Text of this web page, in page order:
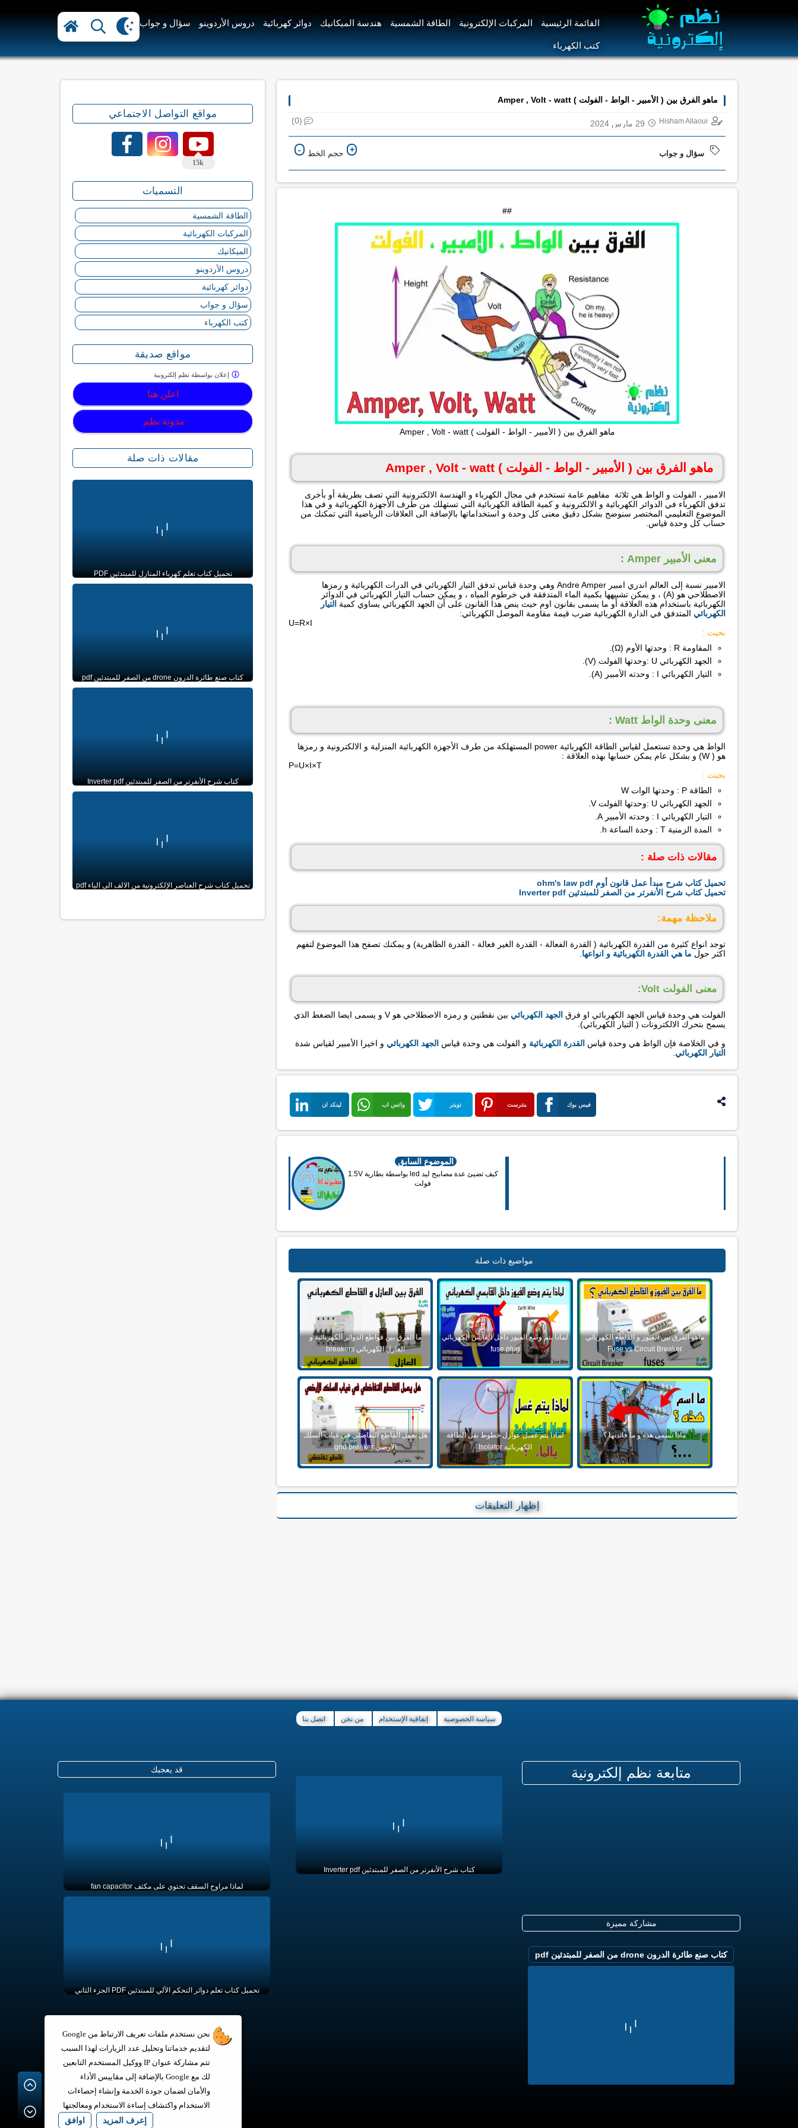
القائمة الرئيسية المركبات الإلكترونية الطاقة الشمسية هندسة الميكانيك دوائر كهربائية دروس الأردوينو سؤال و جواب
كتب الكهرباء
ماهو الفرق بين ( الأمبير - الواط - الفولت ) Amper , Volt - watt
Hisham Allaoui 29 مارس 2024 (0)
سؤال و جواب + حجم الخط -
##
ماهو الفرق بين ( الأمبير - الواط - الفولت ) Amper , Volt - watt
ماهو الفرق بين ( الأمبير - الواط - الفولت ) Amper , Volt - watt
الامبير ، الفولت و الواط هي ثلاثة مفاهيم عامة تستخدم في مجال الكهرباء و الهندسة الالكترونية التي تصف بطريقة أو بأخرى
تدفق الكهرباء في الدوائر الكهربائية و الالكترونية و كمية الطاقة الكهربائية التي تستهلك من طرف الأجهزة الكهربائية و في هذا
الموضوع التعليمي المختصر سنوضح بشكل دقيق معنى كل وحدة و استخداماتها بالإضافة الى العلاقات الرياضية التي تمكنك من
حساب كل وحدة قياس.
معنى الأمبير Amper :
الامبير نسبة إلى العالم اندري امبير Andre Amper وهي وحدة قياس تدفق التيار الكهربائي في الدرات الكهربائية و رمزها
الاصطلاحي هو (A) ، و يمكن تشبيهها بكمية الماء المتدفقة في خرطوم المياه ، و يمكن حساب التيار الكهربائي في الدوائر
الكهربائية باستخدام هذه العلاقة أو ما يسمى بقانون اوم حيث ينص هذا القانون على أن الجهد الكهربائي يساوي كمية التيار
الكهربائي المتدفق في الدارة الكهربائية ضرب قيمة مقاومة الموصل الكهربائي:
U=R×I
بحيث :
المقاومة R : وحدتها الأوم (Ω).
الجهد الكهربائي U :وحدتها الفولت (V).
التيار الكهربائي I : وحدته الأمبير (A).
معنى وحدة الواط Watt :
الواط هي وحدة تستعمل لقياس الطاقة الكهربائية power المستهلكة من طرف الأجهزة الكهربائية المنزلية و الالكترونية و رمزها
هو ( W) و بشكل عام يمكن حسابها بهذه العلاقة :
P=U×I×T
بحيث :
الطاقة P : وحدتها الوات W
الجهد الكهربائي U :وحدتها الفولت V.
التيار الكهربائي I : وحدته الأمبير A.
المدة الزمنية T : وحدة الساعة h.
مقالات ذات صلة :
تحميل كتاب شرح مبدأ عمل قانون أوم ohm's law pdf
تحميل كتاب شرح الأنفرتر من الصفر للمبتدئين Inverter pdf
ملاحظة مهمة:
توجد انواع كثيرة من القدرة الكهربائية ( القدرة الفعالة - القدرة الغير فعالة - القدرة الظاهرية) و يمكنك تصفح هذا الموضوع لتفهم
اكثر حول ما هي القدرة الكهربائية و انواعها
معنى الفولت Volt:
الفولت هي وحدة قياس الجهد الكهربائي او فرق الجهد الكهربائي
بين نقطتين و رمزه الاصطلاحي هو V و يسمى ايضا الضغط الذي
يسمح بتحرك الالكترونات ( التيار الكهربائي).
و في الخلاصة فإن الواط هي وحدة قياس القدرة الكهربائية و الفولت هي وحدة قياس الجهد الكهربائي و اخيرا الأمبير لقياس شدة
التيار الكهربائي
فيس بوك بنترست تويتر واتس اب لينكد ان
الموضوع السابق
كيف تضيئ عدة مصابيح ليد led بواسطة بطارية 1.5V
فولت
مواضيع ذات صلة
ماهو الفرق بين الفيوز و القاطع الكهربائي
Fuse vs Circuit Breaker
لماذا يتم وضع الفيوز داخل القابس الكهربائي
fuse plug
ما الفرق بين قواطع الدوائر الكهربائية و
العازل الكهربائي breakers
ماذا تسمى هذه و ما فائدتها ؟
لماذا يتم غسل عوازل خطوط نقل الطاقة
الكهربائية Isolator
هل يعمل القاطع التفاضلي في غياب السلك
الأرضي gnd breaker
إظهار التعليقات
مواقع التواصل الاجتماعي
15k
التسميات
الطاقة الشمسية
المركبات الكهربائية
الميكانيك
دروس الأردوينو
دوائر كهربائية
سؤال و جواب
كتب الكهرباء
مواقع صديقة
اعلن هنا
مدونة نظم
إعلان بواسطة نظم إلكترونية
مقالات ذات صلة
تحميل كتاب تعلم كهرباء المنازل للمبتدئين PDF
كتاب صنع طائرة الدرون drone من الصفر للمبتدئين pdf
كتاب شرح الأنفرتر من الصفر للمبتدئين Inverter pdf
تحميل كتاب شرح العناصر الإلكترونية من الالف الى الياء pdf
سياسة الخصوصية إتفاقية الإستخدام من نخن اتصل بنا
متابعة نظم إلكترونية
مشاركة مميزة
كتاب صنع طائرة الدرون drone من الصفر للمبتدئين pdf
كتاب شرح الأنفرتر من الصفر للمبتدئين Inverter pdf
قد يعجبك
لماذا مراوح السقف تحتوي على مكثف fan capacitor
تحميل كتاب تعلم دوائر التحكم الألي للمبتدئين PDF الجزء الثاني
نحن نستخدم ملفات تعريف الارتباط من Google
لتقديم خدماتنا وتحليل عدد الزيارات لهذا السبب
تتم مشاركة عنوان IP ووكيل المستخدم التابعين
لك مع Google بالإضافة إلى مقاييس الأداء
والأمان لضمان جودة الخدمة وإنشاء إحصاءات
الاستخدام واكتشاف إساءة الاستخدام ومعالجتها
إعرف المزيد اوافق